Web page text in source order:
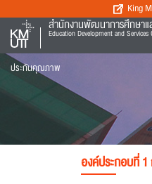
King
สำนักงานพัฒนาการศึกษาแ
Education Development and Services
ประกันคุณภาพ
องค์ประกอบที่